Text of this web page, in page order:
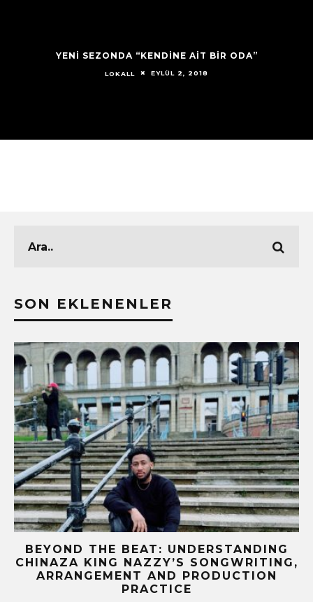
YENİ SEZONDA “KENDİNE AİT BİR ODA”
LOKALL EYLÜL 2, 2018
SON EKLENENLER
BEYOND THE BEAT: UNDERSTANDING
CHINAZA KING NAZZY’S SONGWRITING,
ARRANGEMENT AND PRODUCTION
PRACTICE